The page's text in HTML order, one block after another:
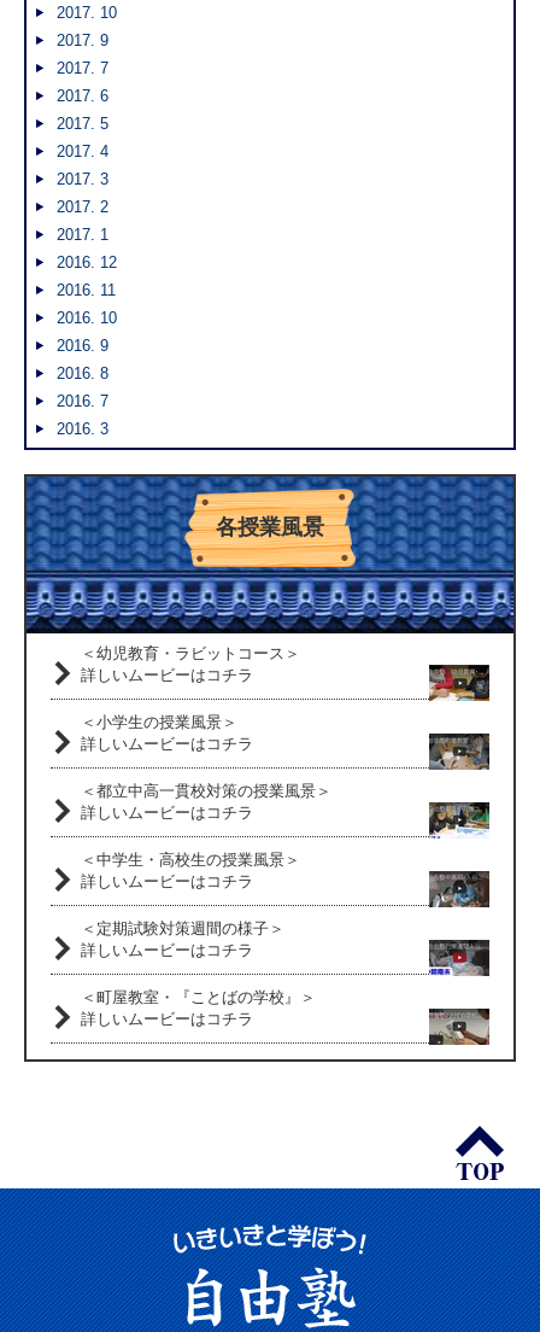
2017. 10
2017. 9
2017. 7
2017. 6
2017. 5
2017. 4
2017. 3
2017. 2
2017. 1
2016. 12
2016. 11
2016. 10
2016. 9
2016. 8
2016. 7
2016. 3
各授業風景
＜幼児教育・ラビットコース＞
詳しいムービーはコチラ
＜小学生の授業風景＞
詳しいムービーはコチラ
＜都立中高一貫校対策の授業風景＞
詳しいムービーはコチラ
＜中学生・高校生の授業風景＞
詳しいムービーはコチラ
＜定期試験対策週間の様子＞
詳しいムービーはコチラ
＜町屋教室・『ことばの学校』＞
詳しいムービーはコチラ